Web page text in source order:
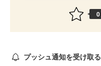
0
プッシュ通知を受け取る